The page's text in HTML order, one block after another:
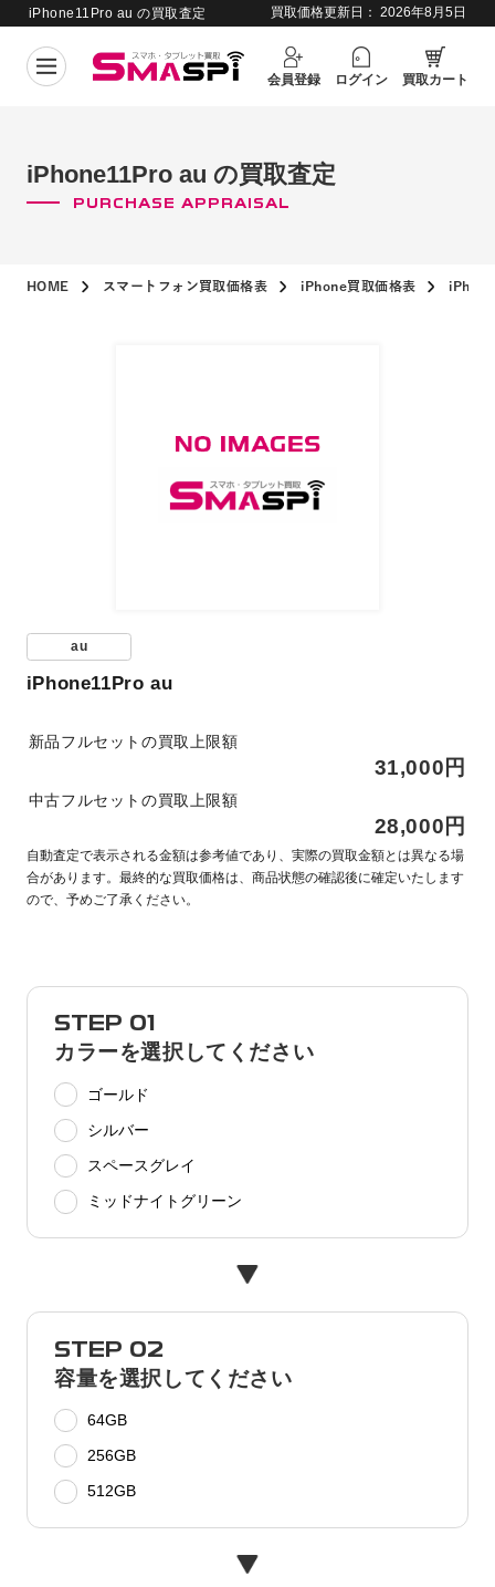
買取価格更新日： 2026年8月5日
iPhone11Pro au の買取査定
会員登録 ログイン 買取カート
iPhone11Pro au の買取査定
PURCHASE APPRAISAL
HOME スマートフォン買取価格表 iPhone買取価格表
au
iPhone11Pro au
新品フルセットの買取上限額
31,000円
中古フルセットの買取上限額
28,000円
自動査定で表示される金額は参考値であり、実際の買取金額とは異なる場
合があります。最終的な買取価格は、商品状態の確認後に確定いたします
ので、予めご了承ください。
STEP 01
カラーを選択してください
ゴールド
シルバー
スペースグレイ
ミッドナイトグリーン
STEP 02
容量を選択してください
64GB
256GB
512GB